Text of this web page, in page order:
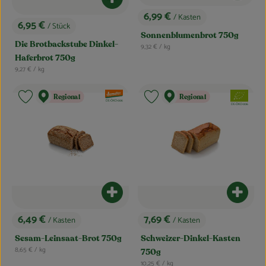
, Preis:
6,95 €/ Stück
Die Brotbackstube Dinkel-
Haferbrot 750g
, Referenzpreis:
9,27 € / kg
, Preis:
6,99 €/ Kasten
Sonnenblumenbrot 750g
, Referenzpreis:
9,32 € / kg
, Preis:
6,49 €/ Kasten
Sesam-Leinsaat-Brot 750g
, Referenzpreis:
8,65 € / kg
Produkt zum Warenkorb hinzufügen
, Verband:
, Kontrollstelle:
DE-ÖKO-006
Regional
Produkt zu Favouriten hinzufügen
, Preis:
7,69 €/ Kasten
Schweizer-Dinkel-Kasten
750g
, Referenzpreis:
10,25 € / kg
, Verband:
, Kontrollstelle:
DE-ÖKO-006
Regional
Produkt zu Favouriten hinzufügen